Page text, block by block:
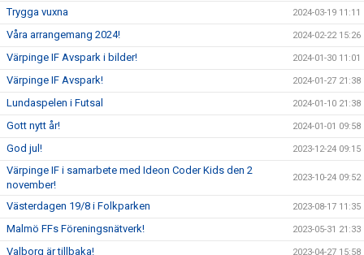
Trygga vuxna 2024-03-19 11:11
Våra arrangemang 2024! 2024-02-22 15:26
Värpinge IF Avspark i bilder! 2024-01-30 11:01
Värpinge IF Avspark! 2024-01-27 21:38
Lundaspelen i Futsal 2024-01-10 21:38
Gott nytt år! 2024-01-01 09:58
God jul! 2023-12-24 09:15
Värpinge IF i samarbete med Ideon Coder Kids den 2
november!
2023-10-24 09:52
Västerdagen 19/8 i Folkparken 2023-08-17 11:35
Malmö FFs Föreningsnätverk! 2023-05-31 21:33
Valborg är tillbaka! 2023-04-27 15:58